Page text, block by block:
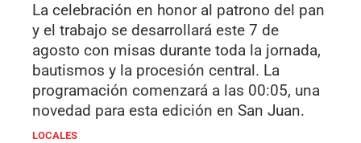
La celebración en honor al patrono del pan
y el trabajo se desarrollará este 7 de
agosto con misas durante toda la jornada,
bautismos y la procesión central. La
programación comenzará a las 00:05, una
novedad para esta edición en San Juan.
LOCALES